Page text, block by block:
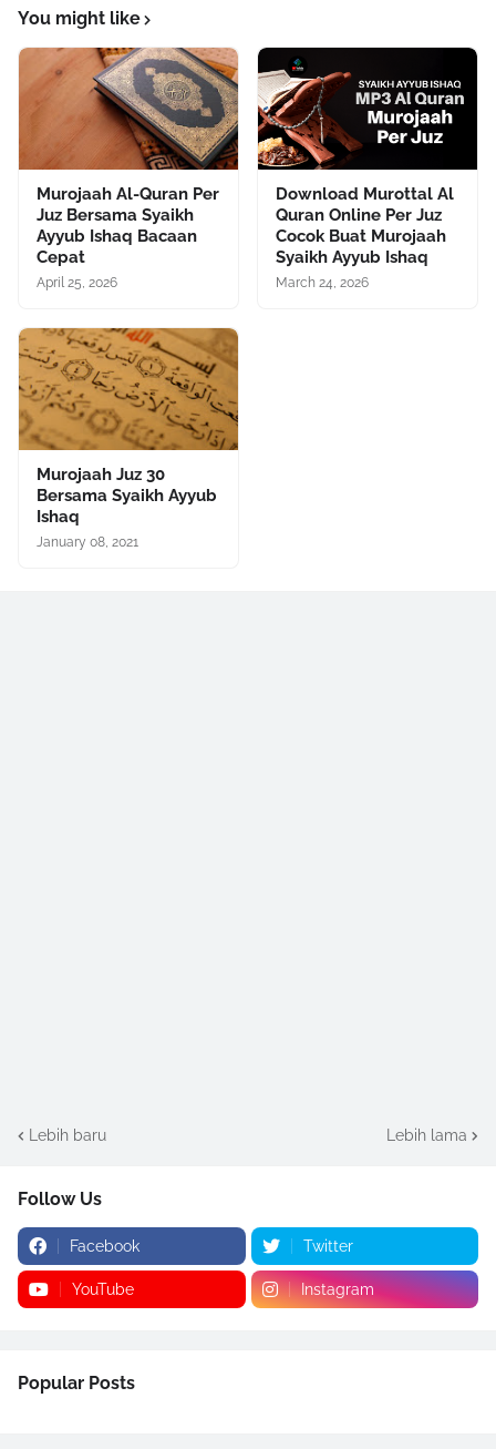
You might like
Murojaah Al-Quran Per
Juz Bersama Syaikh
Ayyub Ishaq Bacaan
Cepat
April 25, 2026
Download Murottal Al
Quran Online Per Juz
Cocok Buat Murojaah
Syaikh Ayyub Ishaq
March 24, 2026
Murojaah Juz 30
Bersama Syaikh Ayyub
Ishaq
January 08, 2021
Lebih baru Lebih lama
Follow Us
Facebook Twitter
YouTube Instagram
Popular Posts